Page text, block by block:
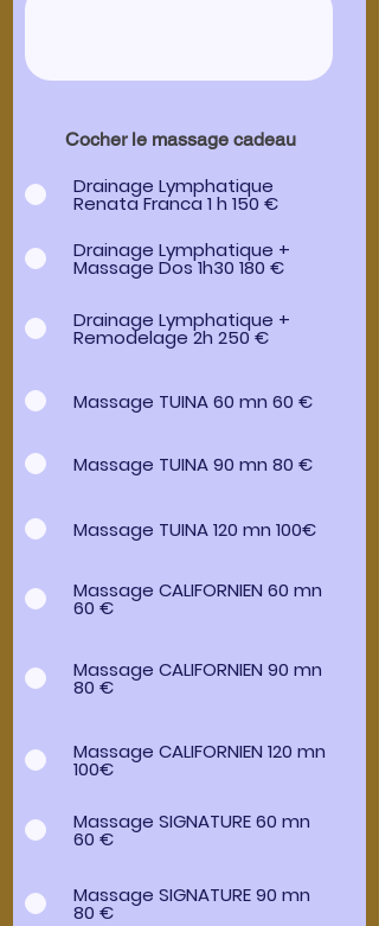
Cocher le massage cadeau
Drainage Lymphatique
Renata Franca 1 h 150 €
Drainage Lymphatique +
Massage Dos 1h30 180 €
Drainage Lymphatique +
Remodelage 2h 250 €
Massage TUINA 60 mn 60 €
Massage TUINA 90 mn 80 €
Massage TUINA 120 mn 100€
Massage CALIFORNIEN 60 mn
60 €
Massage CALIFORNIEN 90 mn
80 €
Massage CALIFORNIEN 120 mn
100€
Massage SIGNATURE 60 mn
60 €
Massage SIGNATURE 90 mn
80 €